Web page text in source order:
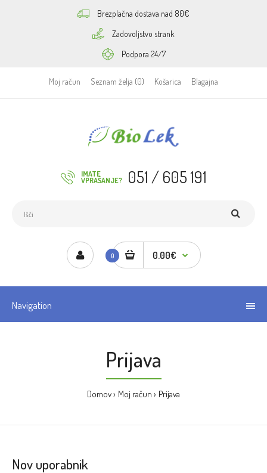
Brezplačna dostava nad 80€
Zadovoljstvo strank
Podpora 24/7
Moj račun Seznam želja (0) Košarica Blagajna
IMATE
VPRAŠANJE? 051 / 605 191
0 0.00€
Navigation
Prijava
Domov Moj račun Prijava
Nov uporabnik